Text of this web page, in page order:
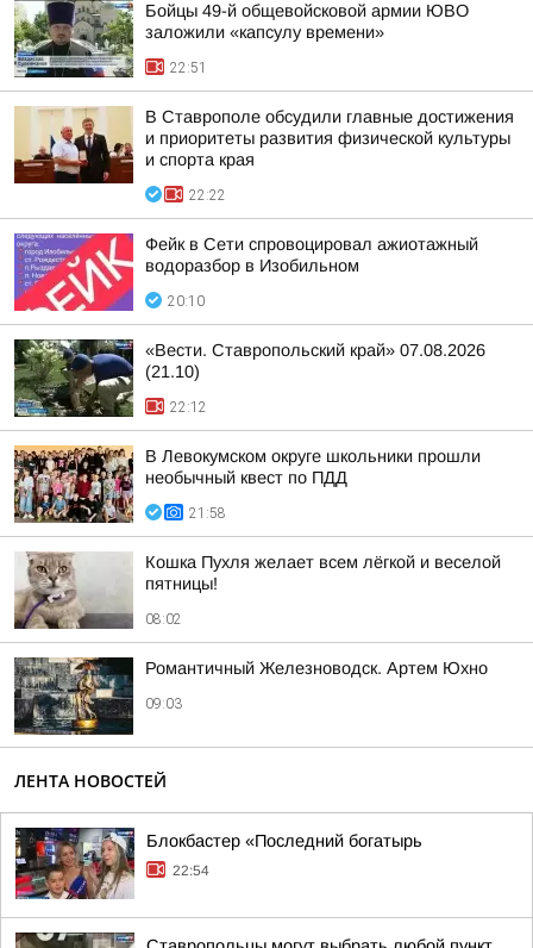
Бойцы 49-й общевойсковой армии ЮВО
заложили «капсулу времени»
22:51
В Ставрополе обсудили главные достижения
и приоритеты развития физической культуры
и спорта края
22:22
Фейк в Сети спровоцировал ажиотажный
водоразбор в Изобильном
20:10
«Вести. Ставропольский край» 07.08.2026
(21.10)
22:12
В Левокумском округе школьники прошли
необычный квест по ПДД
21:58
Кошка Пухля желает всем лёгкой и веселой
пятницы!
08:02
Романтичный Железноводск. Артем Юхно
09:03
ЛЕНТА НОВОСТЕЙ
Блокбастер «Последний богатырь
22:54